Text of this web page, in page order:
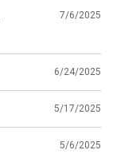
7/6/2025
6/24/2025
5/17/2025
5/6/2025